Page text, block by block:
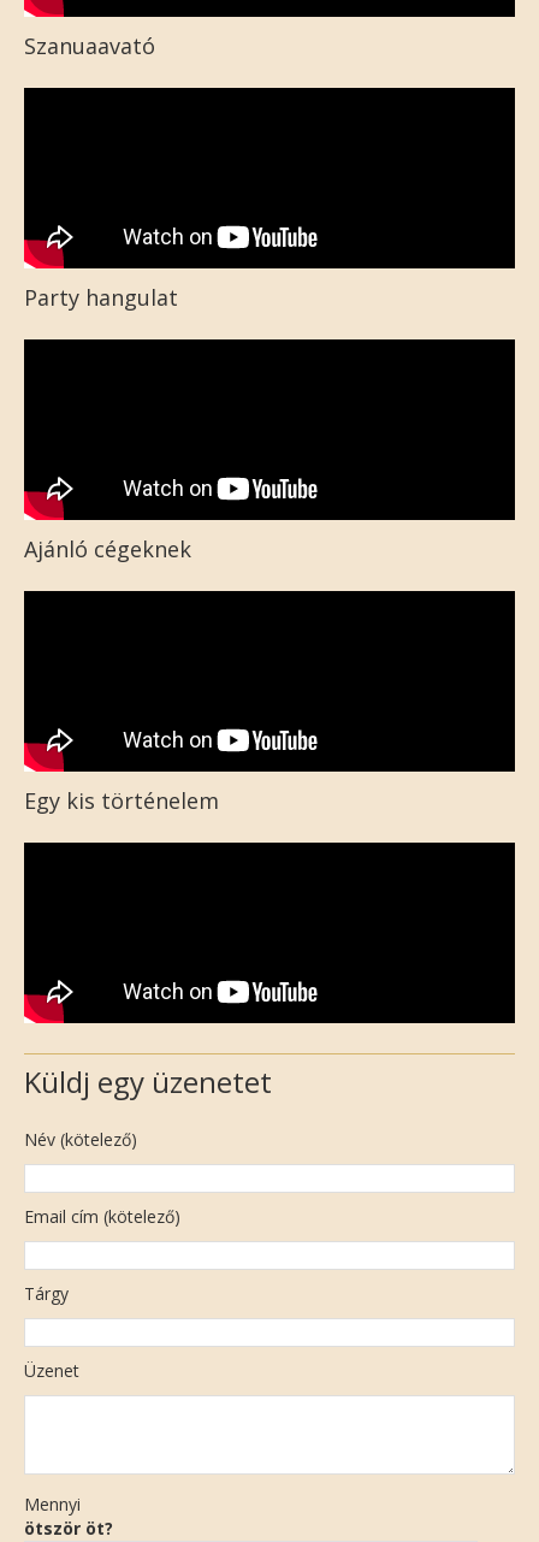
Szanuaavató
Party hangulat
Ajánló cégeknek
Egy kis történelem
Küldj egy üzenetet
Név (kötelező)
Email cím (kötelező)
Tárgy
Üzenet
Mennyi
ötször öt?